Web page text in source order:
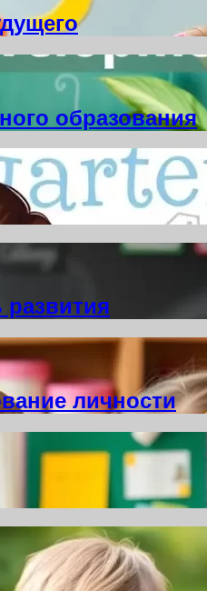
образования
личности